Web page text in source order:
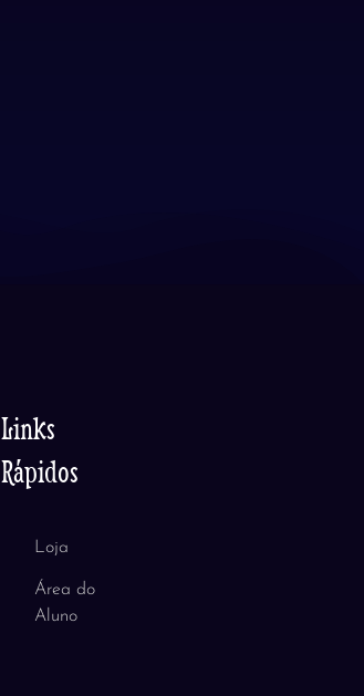
Links
Rápidos
Loja
Área do
Aluno